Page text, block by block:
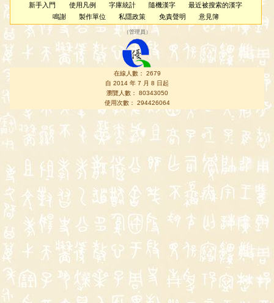
新手入門 使用凡例 字庫統計 隨機漢字
最近被搜索的漢字
鳴謝
製作單位 私隱政策 免責聲明 意見簿
（管理員 ）
在線人數： 2679
自 2014 年 7 月 8 日起
瀏覽人數： 80343050
使用次數： 294426064